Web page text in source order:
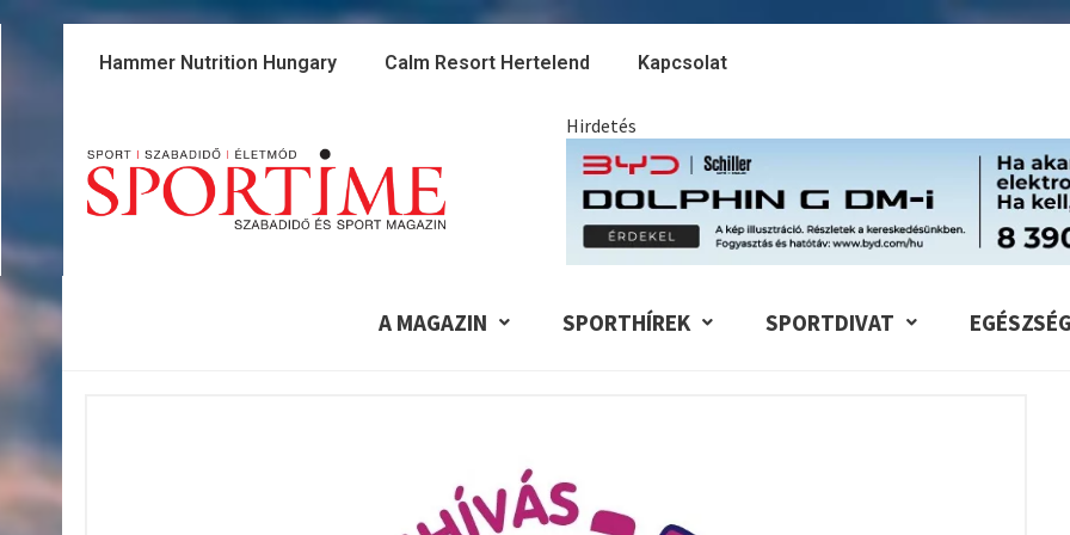
Hammer Nutrition Hungary Calm Resort Hertelend Kapcsolat
Hirdetés
A MAGAZIN SPORTHÍREK SPORTDIVAT EGÉSZSÉG